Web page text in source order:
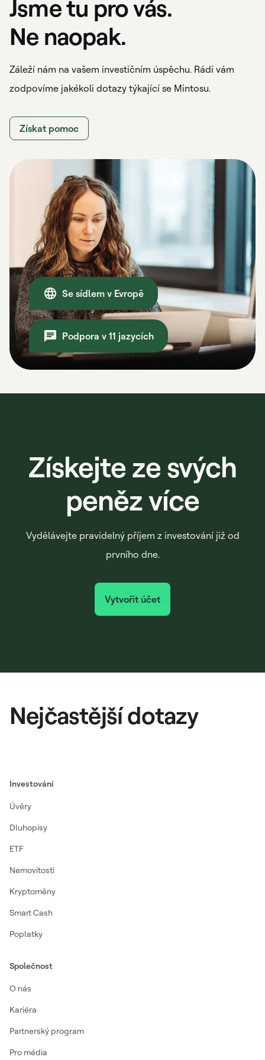
Jsme tu pro vás.
Ne naopak.
Záleží nám na vašem investičním úspěchu. Rádi vám
zodpovíme jakékoli dotazy týkající se Mintosu.
Získat pomoc
Se sídlem v Evropě
Podpora v 11 jazycích
Získejte ze svých
peněz více
Vydělávejte pravidelný příjem z investování již od
prvního dne.
Vytvořit účet
Nejčastější dotazy
Investování
Úvěry
Dluhopisy
ETF
Nemovitosti
Kryptoměny
Smart Cash
Poplatky
Společnost
O nás
Kariéra
Partnerský program
Pro média